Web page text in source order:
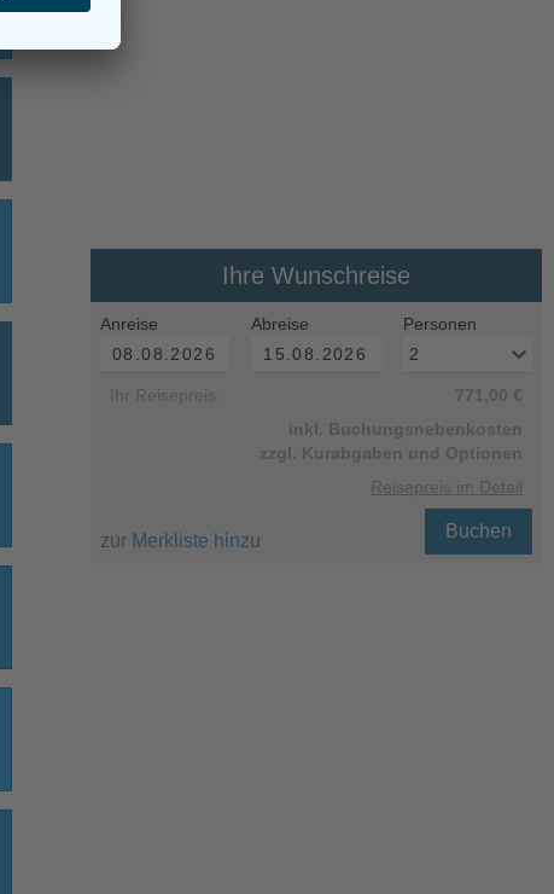
Ihre Wunschreise
Anreise Abreise Personen
Ihr Reisepreis:
771,00 €
inkl. Buchungsnebenkosten
zzgl. Kurabgaben und Optionen
Reisepreis im Detail
zur Merkliste hinzu Buchen